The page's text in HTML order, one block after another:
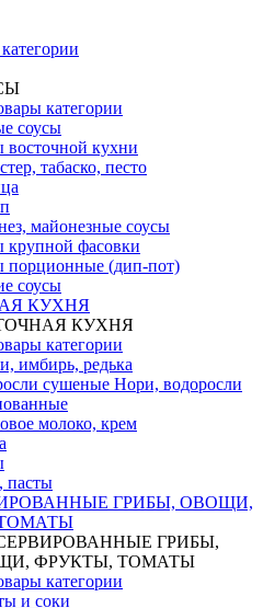
категории
соусы
восточной кухни
табаско, песто
майонезные соусы
крупной фасовки
порционные (дип-пот)
соусы
КУХНЯ
КУХНЯ
категории
имбирь, редька
сушеные Нори, водоросли
молоко, крем
пасты
ГРИБЫ, ОВОЩИ,
ГРИБЫ,
ФРУКТЫ, ТОМАТЫ
категории
и соки